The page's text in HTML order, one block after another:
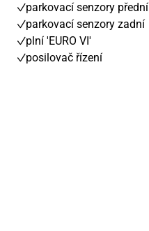
parkovací senzory přední
parkovací senzory zadní
plní 'EURO VI'
posilovač řízení